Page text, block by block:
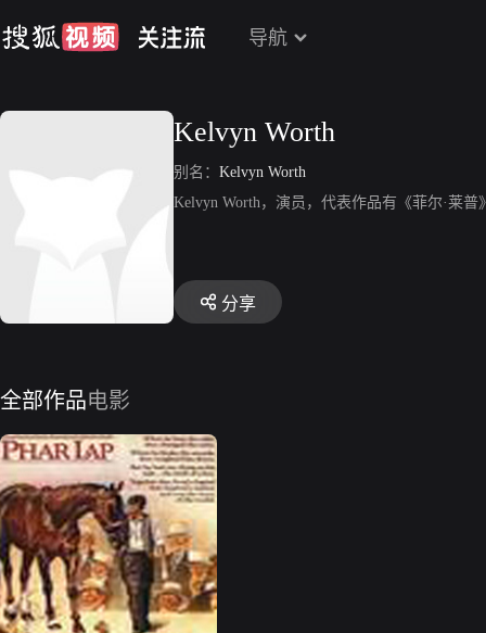
导航
Kelvyn Worth
别名： Kelvyn Worth
Kelvyn Worth，演员，代表作品有《菲尔·莱普
分享
全部作品电影